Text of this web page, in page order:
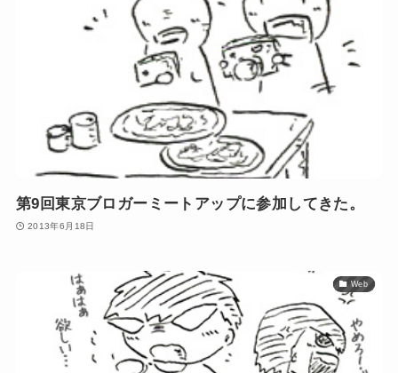
第9回東京ブロガーミートアップに参加してきた。
2013年6月18日
Web